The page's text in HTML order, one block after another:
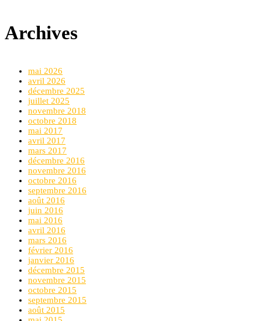
Archives
mai 2026
avril 2026
décembre 2025
juillet 2025
novembre 2018
octobre 2018
mai 2017
avril 2017
mars 2017
décembre 2016
novembre 2016
octobre 2016
septembre 2016
août 2016
juin 2016
mai 2016
avril 2016
mars 2016
février 2016
janvier 2016
décembre 2015
novembre 2015
octobre 2015
septembre 2015
août 2015